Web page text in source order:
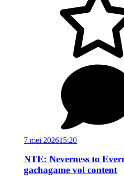
7 mei 202615:20
NTE: Neverness to
gachagame vol content